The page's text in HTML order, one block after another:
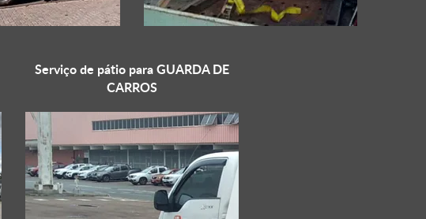
Serviço de pátio paraGUARDA DE
CARROS